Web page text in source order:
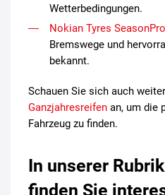
Wetterbedingungen.
Nokian Tyres
Bremswege und
bekannt.
Schauen Sie sich auch
Ganzjahresreifen an, um die
Fahrzeug zu finden.
In unserer
finden Sie